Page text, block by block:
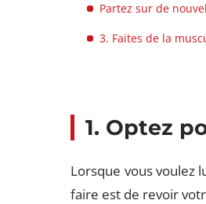
Partez sur de
3. Faites de la
1. Optez
Lorsque vous voulez
faire est de revoir